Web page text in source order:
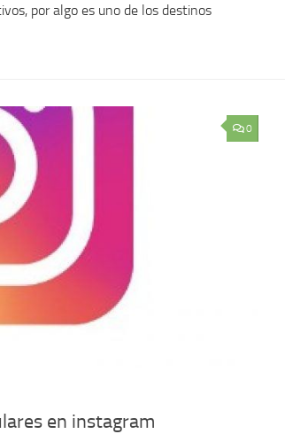
por algo es uno de los destinos
0
en instagram